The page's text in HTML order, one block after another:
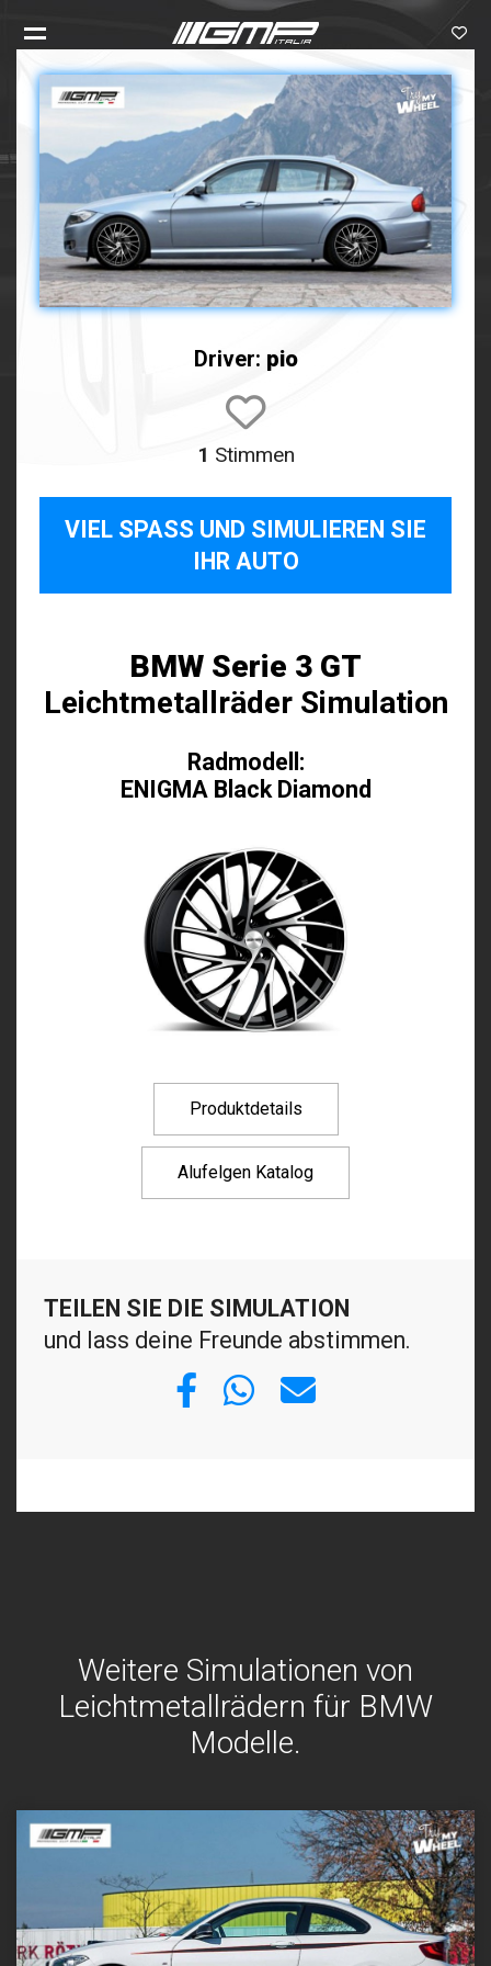
Driver: pio
1 Stimmen
VIEL SPASS UND SIMULIEREN SIE I
HR AUTO
BMW Serie 3 GT
Leichtmetallräder Simulation
Radmodell:
ENIGMA Black Diamond
Produktdetails
Alufelgen Katalog
TEILEN SIE DIE SIMULATION
und lass deine Freunde abstimmen.
Weitere Simulationen von
Leichtmetallrädern für BMW
Modelle.